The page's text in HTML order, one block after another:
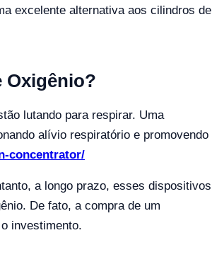
excelente alternativa aos cilindros de
Oxigênio?
lutando para respirar. Uma
alívio respiratório e promovendo
concentrator/
a longo prazo, esses dispositivos
De fato, a compra de um
investimento.